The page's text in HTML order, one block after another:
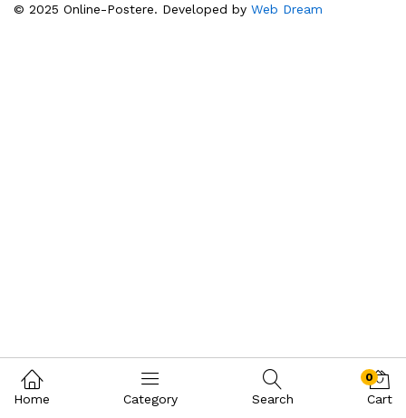
© 2025 Online-Postere. Developed by Web Dream
Home Category Search
0
Cart